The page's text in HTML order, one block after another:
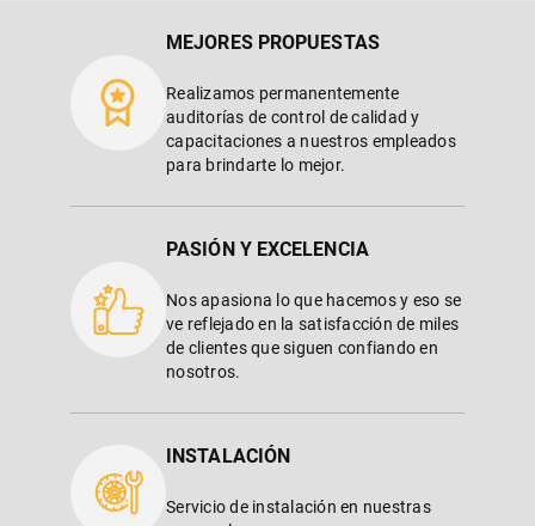
MEJORES PROPUESTAS
Realizamos permanentemente
auditorías de control de calidad y
capacitaciones a nuestros empleados
para brindarte lo mejor.
PASIÓN Y EXCELENCIA
Nos apasiona lo que hacemos y eso se
ve reflejado en la satisfacción de miles
de clientes que siguen confiando en
nosotros.
INSTALACIÓN
Servicio de instalación en nuestras